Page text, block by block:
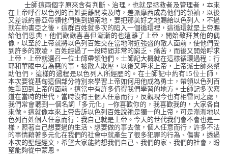
士師這兩個字原來含有判斷、治理，也就是拯救者及管理者，本來
在上帝呼召以色列的百姓要離開埃及時，差派摩西成為他們的領袖，以後
又差派約書亞帶領他們進到迦南地，要把那美好之地賜給以色列人，不過
就在約書亞之後，這群百姓就多次的陷入一個循環裡，這循環就是上帝賜
給他們恩典，他們歡歡喜喜但漸漸的也遠離了上帝，開始敬拜其他的偶
像，以至於上帝就將以色列百姓交在當地附近強盛的敵人面前，使他們受
到許多的欺凌，百姓經過了一段時間非常的窮乏、痛苦，而後又開始呼求
上帝，上帝就選召一位士師帶領他們。士師記大概就在這樣循環過程：行
耶和華眼中看為惡的事，被敵人欺壓，以後又呼求上帝，上帝派士師來幫
助他們，這樣的過程是以色列人所經歷的。在士師記中約有15位士師，
本次要從基甸這個部分特別來學習上帝如何用他成為勇士，帶領以色列百
姓重回到上帝的面前，這當中有許多值得我們學習的地方。士師記多次寫
道在當時的世代，當時沒有王個人任意而行，反觀現今也有相雷同之處，
我們常會聽到一個名詞「多元化」─你喜歡你的，我喜歡我的，大家各自
來做。這就像本來上帝告訴以色列百姓說祂是獨一的上帝，可是漸漸地以
色列百姓個人任意而行：我自己就是上帝。今天的世代我們會不會也是一
樣，照著自己想要過的生活、想要做的事去做，個人任意而行，許多不法
的事情藉著多元化在我們的社會中就產生了很多犯罪的行為、傷害，透過
本次的聖經經文，希望大家能夠想我們自己、我們的家、我們的社會，盼
望能夠從中蒙恩。